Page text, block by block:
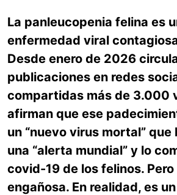
La panleucopenia felina es
enfermedad viral
Desde enero de 2026
publicaciones en redes
compartidas más de 3.000
afirman que ese
un “nuevo virus mortal”
una “alerta mundial” y lo
covid-19 de los felinos.
engañosa. En realidad, es